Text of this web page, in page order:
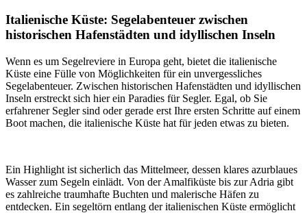
Italienische Küste: Segelabenteuer zwischen
historischen Hafenstädten und idyllischen Inseln
Wenn es um Segelreviere in Europa geht, bietet die italienische
Küste eine Fülle von Möglichkeiten für ein unvergessliches
Segelabenteuer. Zwischen historischen Hafenstädten und idyllischen
Inseln erstreckt sich hier ein Paradies für Segler. Egal, ob Sie
erfahrener Segler sind oder gerade erst Ihre ersten Schritte auf einem
Boot machen, die italienische Küste hat für jeden etwas zu bieten.
Ein Highlight ist sicherlich das Mittelmeer, dessen klares azurblaues
Wasser zum Segeln einlädt. Von der Amalfiküste bis zur Adria gibt
es zahlreiche traumhafte Buchten und malerische Häfen zu
entdecken. Ein segeltörn entlang der italienischen Küste ermöglicht